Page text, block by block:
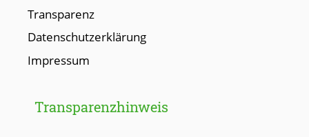
Transparenz
Datenschutzerklärung
Impressum
Transparenzhinweis